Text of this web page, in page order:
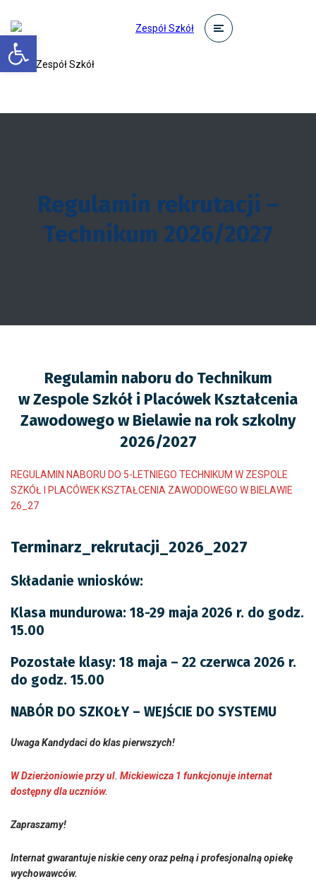
Regulamin rekrutacji –
Technikum 2026/2027
Regulamin naboru do Technikum
w Zespole Szkół i Placówek Kształcenia
Zawodowego w Bielawie na rok szkolny
2026/2027
REGULAMIN NABORU DO 5-LETNIEGO TECHNIKUM W ZESPOLE
SZKÓŁ I PLACÓWEK KSZTAŁCENIA ZAWODOWEGO W BIELAWIE
26_27
Terminarz_rekrutacji_2026_2027
Składanie wniosków:
Klasa mundurowa: 18-29 maja 2026 r. do godz.
15.00
Pozostałe klasy: 18 maja – 22 czerwca 2026 r.
do godz. 15.00
NABÓR DO SZKOŁY – WEJŚCIE DO SYSTEMU
Uwaga Kandydaci do klas pierwszych!
W Dzierżoniowie przy ul. Mickiewicza 1 funkcjonuje internat
dostępny dla uczniów.
Zapraszamy!
Internat gwarantuje niskie ceny oraz pełną i profesjonalną opiekę
wychowawców.
Otwórz pasek narzędzi